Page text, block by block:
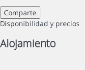
Comparte
Disponibilidad y precios
Alojamiento